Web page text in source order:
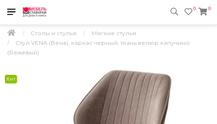
0
0
Столы и стулья
Мягкие стулья
Стул VENA (Вена), каркас черный, ткань велюр капучино
(Бежевый)
Хит